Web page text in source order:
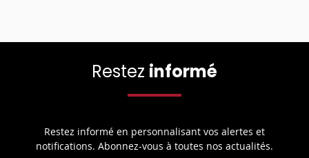
Restez informé
Restez informé en personnalisant vos alertes et
notifications. Abonnez-vous à toutes nos actualités.